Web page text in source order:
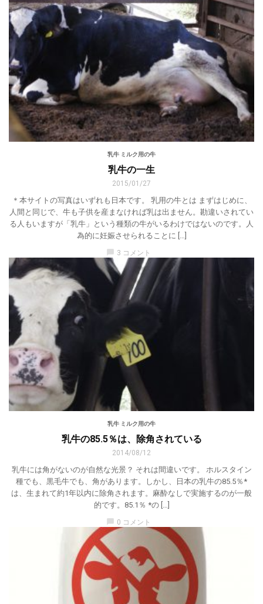
乳牛 ミルク用の牛
乳牛の一生
2015/01/27
＊本サイトの写真はいずれも日本です。 乳用の牛とは まずはじめに、
人間と同じで、牛も子供を産まなければ乳は出ません。勘違いされてい
る人もいますが「乳牛」という種類の牛がいるわけではないのです。人
為的に妊娠させられることに […]
3 コメント
乳牛 ミルク用の牛
乳牛の85.5％は、除角されている
2014/08/12
乳牛には角がないのが自然な光景？ それは間違いです。 ホルスタイン
種でも、黒毛牛でも、角があります。しかし、日本の乳牛の85.5％*
は、生まれて約1年以内に除角されます。麻酔なしで実施するのが一般
的です。85.1％ *の […]
0 コメント